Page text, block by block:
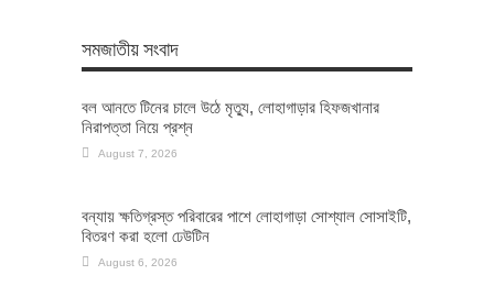
সমজাতীয় সংবাদ
বল আনতে টিনের চালে উঠে মৃত্যু, লোহাগাড়ার হিফজখানার
নিরাপত্তা নিয়ে প্রশ্ন
August 7, 2026
বন্যায় ক্ষতিগ্রস্ত পরিবারের পাশে লোহাগাড়া সোশ্যাল সোসাইটি,
বিতরণ করা হলো ঢেউটিন
August 6, 2026